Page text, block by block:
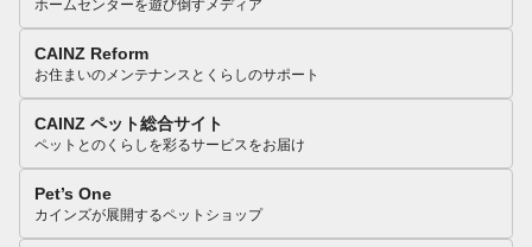
ホームセンターを遊び倒すメディア
CAINZ Reform
お住まいのメンテナンスとくらしのサポート
CAINZ ペット総合サイト
ペットとのくらしを彩るサービスをお届け
Pet’s One
カインズが展開するペットショップ